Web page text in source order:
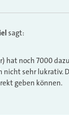
sagt:
hat noch 7000
nicht sehr lukrativ.
geben können.